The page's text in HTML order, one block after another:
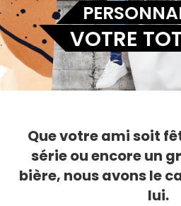
VOTRE
Que votre ami soit
série ou encore un
bière, nous avons le
lui.